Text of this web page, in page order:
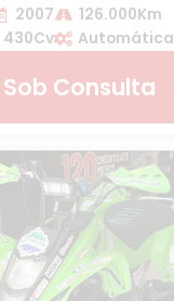
2007
126.000Km
430Cv
Automática
Sob Consulta